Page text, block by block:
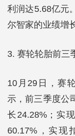
利润达5.68亿元
尔智家的业绩增
3. 赛轮轮胎前三
10月29日，赛
示，前三季度公
长24.28%；实
60.17%，实现